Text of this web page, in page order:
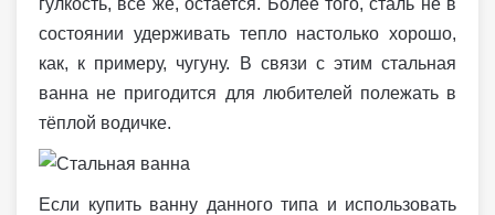
гулкость, все же, остается. Более того, сталь не в
состоянии удерживать тепло настолько хорошо,
как, к примеру, чугуну. В связи с этим стальная
ванна не пригодится для любителей полежать в
тёплой водичке.
Если купить ванну данного типа и использовать